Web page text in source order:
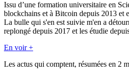
Issu d’une formation universitaire en
blockchains et à Bitcoin depuis 2013 et
La bulle qui s'en est suivie m'en a
replongé depuis 2017 et les étudie
En voir +
Les actus qui comptent, résumées en 2